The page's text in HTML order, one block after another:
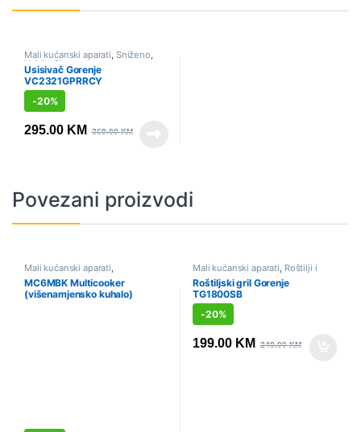
Mali kućanski aparati, Sniženo,
Usisivači
Usisivač Gorenje
VC2321GPRRCY
-20%
295.00 KM 369.00KM
Povezani proizvodi
Mali kućanski aparati,
Multicookeri, Sniženo
MC6MBK Multicooker
(višenamjensko kuhalo)
Mali kućanski aparati, Roštilji i
kontaktni grilovi Sniženo
Roštiljski gril Gorenje
TG1800SB
-20%
199.00 KM 249.00KM